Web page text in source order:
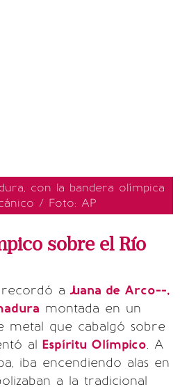
con la bandera olímpica
/ Foto: AP
sobre el Río
a Juana de Arco--,
montada en un
metal que cabalgó sobre
al Espíritu Olímpico. A
iba encendiendo alas en
a la tradicional